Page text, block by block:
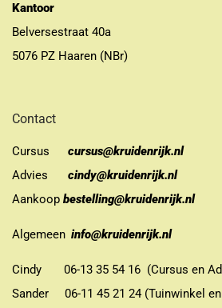
Kantoor
Belversestraat 40a
5076 PZ Haaren (NBr)
Contact
Cursus
cursus@kruidenrijk.nl
Advies
cindy@kruidenrijk.nl
Aankoop bestelling@kruidenrijk.nl
Algemeen info@kruidenrijk.nl
Cindy 06-13 35 54 16 (Cursus en
Sander 06-11 45 21 24 (Tuinwinkel